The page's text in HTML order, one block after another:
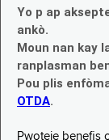
Yo p ap
ankò.
Moun nan kay
ranplasman
Pou plis
OTDA.
Pwoteje benefis